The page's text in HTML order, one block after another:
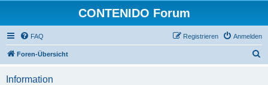
CONTENIDO Forum
FAQ Anmelden
Registrieren
Foren-Übersicht
Information